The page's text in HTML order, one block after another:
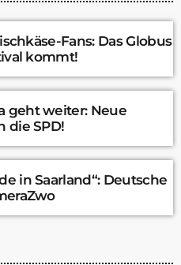
Fans: Das Globus
kommt!
geht weiter: Neue
die SPD!
in Saarland“: Deutsche